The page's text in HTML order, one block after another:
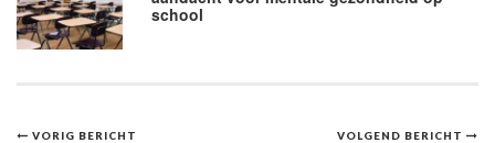
school
VOLGEND BERICHT
VORIG BERICHT